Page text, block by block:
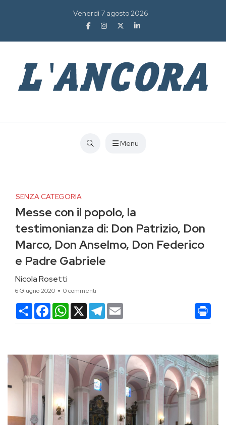
Venerdì 7 agosto 2026
Menu
SENZA CATEGORIA
Messe con il popolo, la
testimonianza di: Don Patrizio, Don
Marco, Don Anselmo, Don Federico
e Padre Gabriele
Nicola Rosetti
6 Giugno 2020 0 commenti
CondividiFacebookWhatsApp
X Telegram